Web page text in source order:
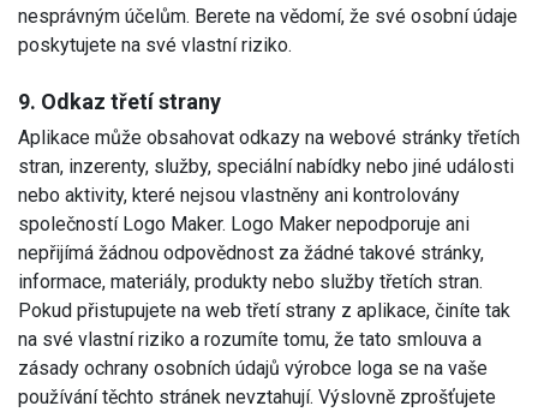
nesprávným účelům. Berete na vědomí, že své osobní údaje
poskytujete na své vlastní riziko.
9. Odkaz třetí strany
Aplikace může obsahovat odkazy na webové stránky třetích
stran, inzerenty, služby, speciální nabídky nebo jiné události
nebo aktivity, které nejsou vlastněny ani kontrolovány
společností Logo Maker. Logo Maker nepodporuje ani
nepřijímá žádnou odpovědnost za žádné takové stránky,
informace, materiály, produkty nebo služby třetích stran.
Pokud přistupujete na web třetí strany z aplikace, činíte tak
na své vlastní riziko a rozumíte tomu, že tato smlouva a
zásady ochrany osobních údajů výrobce loga se na vaše
používání těchto stránek nevztahují. Výslovně zprošťujete